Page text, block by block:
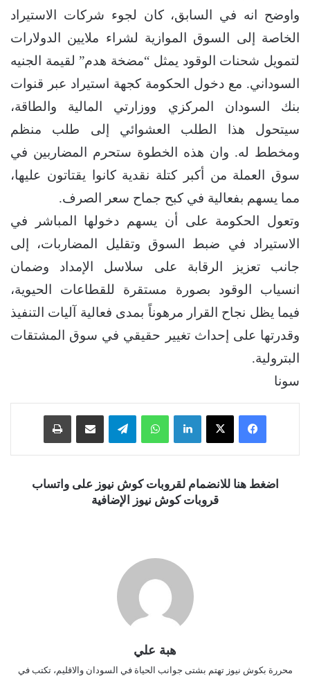
واوضح انه في السابق، كان لجوء شركات الاستيراد
الخاصة إلى السوق الموازية لشراء ملايين الدولارات
لتمويل شحنات الوقود يمثل “مضخة هدم” لقيمة الجنيه
السوداني. مع دخول الحكومة كجهة استيراد عبر قنوات
بنك السودان المركزي ووزارتي المالية والطاقة،
سيتحول هذا الطلب العشوائي إلى طلب منظم
ومخطط له. وان هذه الخطوة ستحرم المضاربين في
سوق العملة من أكبر كتلة نقدية كانوا يقتاتون عليها،
مما يسهم بفعالية في كبح جماح سعر الصرف.
وتعول الحكومة على أن يسهم دخولها المباشر في
الاستيراد في ضبط السوق وتقليل المضاربات، إلى
جانب تعزيز الرقابة على سلاسل الإمداد وضمان
انسياب الوقود بصورة مستقرة للقطاعات الحيوية،
فيما يظل نجاح القرار مرهوناً بمدى فعالية آليات التنفيذ
وقدرتها على إحداث تغيير حقيقي في سوق المشتقات
البترولية.
سونا
فيسبوك ‫X لينكدإن واتساب تيلقرام
اضغط هنا للانضمام لقروبات كوش نيوز على واتساب
قروبات كوش نيوز الإضافية
هبة علي
محررة بكوش نيوز تهتم بشتى جوانب الحياة في السودان والاقليم، تكتب في